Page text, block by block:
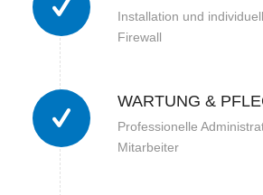
Installation und
Firewall
WARTUNG &
Professionelle
Mitarbeiter